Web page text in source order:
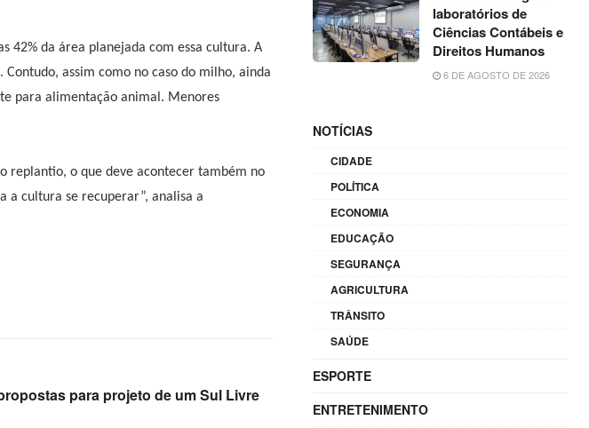
42% da área planejada com essa cultura. A
assim como no caso do milho, ainda
para alimentação animal. Menores
replantio, o que deve acontecer também no
a cultura se recuperar”, analisa a
para projeto de um Sul Livre
laboratórios de
Ciências Contábeis e
Direitos Humanos
6 DE AGOSTO DE 2026
NOTÍCIAS
CIDADE
POLÍTICA
ECONOMIA
EDUCAÇÃO
SEGURANÇA
AGRICULTURA
TRÂNSITO
SAÚDE
ESPORTE
ENTRETENIMENTO